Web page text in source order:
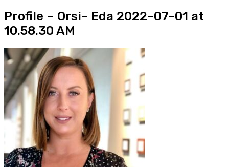
Profile – Orsi- Eda 2022-07-01 at
10.58.30 AM